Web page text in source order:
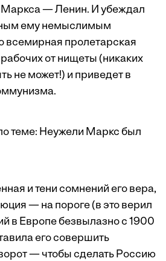
Маркса — Ленин. И убеждал
ему немыслимым
всемирная пролетарская
от нищеты (никаких
не может!) и приведет в
теме: Неужели Маркс был
и тени сомнений его вера,
— на пороге (в это верил
в Европе безвылазно с 1900
его совершить
— чтобы сделать Россию